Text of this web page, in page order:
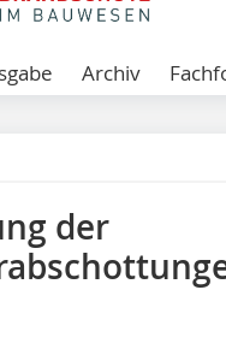
Archiv
der